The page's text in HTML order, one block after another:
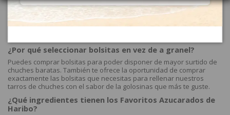
¿Dónde comprar las golosinas de Haribo en bolsitas?
En tu tienda de chuches online eGolosinas.com podrás comprar a
domicilio al mejor precio todo el catálogo de bolsitas de Haribo
¿Por qué seleccionar bolsitas en vez de a granel?
Puedes comprar bolsitas para poder disponer de mayor surtido de
chuches baratas. También te ofrece la oportunidad de comprar
exactamente las bolsitas que necesitas para rellenar nuestros
tarros de chuches con el sabor de la golosinas que más te guste.
¿Qué ingredientes tienen los Favoritos Azucarados de
Haribo?